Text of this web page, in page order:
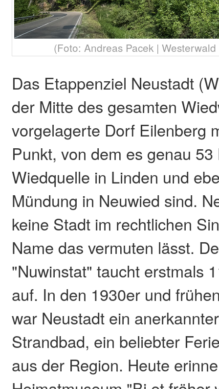
(Foto: Andreas Pacek |
Das Etappenziel Neustadt
der Mitte des gesamten
vorgelagerte Dorf Eilenberg
Punkt, von dem es genau
Wiedquelle in Linden und
Mündung in Neuwied sind.
keine Stadt im rechtlichen
Name das vermuten lässt.
"Nuwinstat" taucht erstmals
auf. In den 1930er und
war Neustadt ein
Strandbad, ein beliebter
aus der Region. Heute